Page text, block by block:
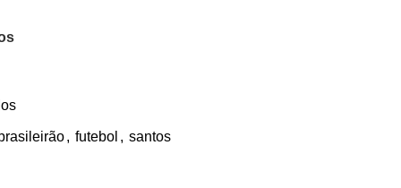
brasileirão, futebol , santos